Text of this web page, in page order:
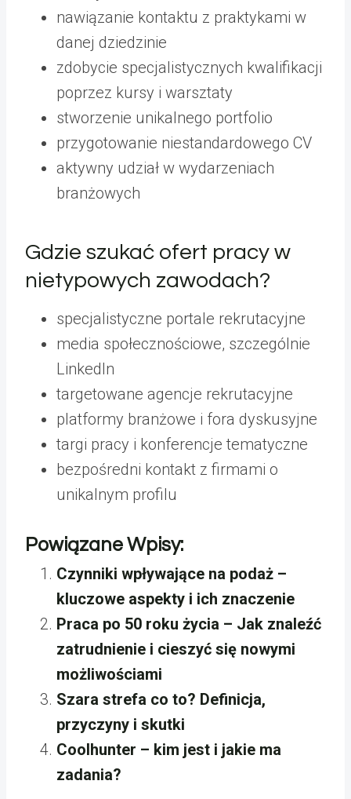
nawiązanie kontaktu z praktykami w
danej dziedzinie
zdobycie specjalistycznych kwalifikacji
poprzez kursy i warsztaty
stworzenie unikalnego portfolio
przygotowanie niestandardowego CV
aktywny udział w wydarzeniach
branżowych
Gdzie szukać ofert pracy w
nietypowych zawodach?
specjalistyczne portale rekrutacyjne
media społecznościowe, szczególnie
LinkedIn
targetowane agencje rekrutacyjne
platformy branżowe i fora dyskusyjne
targi pracy i konferencje tematyczne
bezpośredni kontakt z firmami o
unikalnym profilu
Powiązane Wpisy:
Czynniki wpływające na podaż –
kluczowe aspekty i ich znaczenie
Praca po 50 roku życia – Jak znaleźć
zatrudnienie i cieszyć się nowymi
możliwościami
Szara strefa co to? Definicja,
przyczyny i skutki
Coolhunter – kim jest i jakie ma
zadania?